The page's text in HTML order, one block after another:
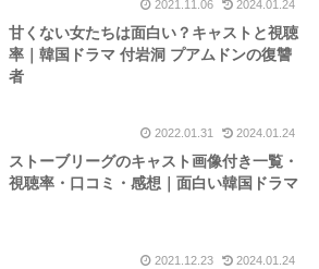
2021.11.06 2024.01.24
甘くない女たちは面白い？キャストと視聴
率｜韓国ドラマ 付岩洞 プアムドンの復讐
者
2022.01.31 2024.01.24
ストーブリーグのキャスト画像付き一覧・
視聴率・口コミ・感想｜面白い韓国ドラマ
2021.12.23 2024.01.24